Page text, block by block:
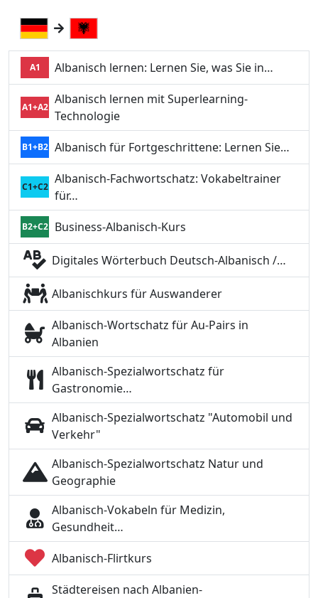
A1 Albanisch lernen: Lernen Sie, was Sie in…
A1+A2
Albanisch lernen mit Superlearning-
Technologie
B1+B2 Albanisch für Fortgeschrittene: Lernen Sie…
C1+C2
Albanisch-Fachwortschatz: Vokabeltrainer
für…
B2+C2 Business-Albanisch-Kurs
Digitales Wörterbuch Deutsch-Albanisch /…
Albanischkurs für Auswanderer
Albanisch-Wortschatz für Au-Pairs in
Albanien
Albanisch-Spezialwortschatz für
Gastronomie…
Albanisch-Spezialwortschatz "Automobil und
Verkehr"
Albanisch-Spezialwortschatz Natur und
Geographie
Albanisch-Vokabeln für Medizin,
Gesundheit…
Albanisch-Flirtkurs
Städtereisen nach Albanien-